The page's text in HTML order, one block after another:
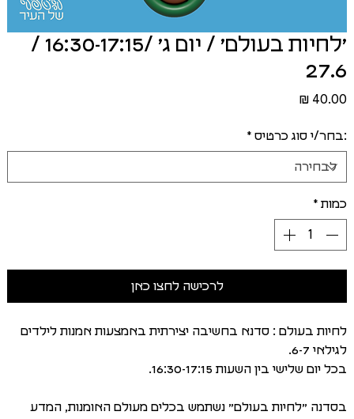
׳לחיות בעולם׳ / יום ג׳ /16:30-17:15 /
27.6
מחיר
:בחר/י סוג כרטיס *
כמות *
לרכישה לחצו כאן
לחיות בעולם : סדנא בחשיבה יצירתית באמצעות אמנות לילדים
לגילאי 6-7.
בכל יום שלישי בין השעות 16:30-17:15.
בסדנה ״לחיות בעולם״ נשתמש בכלים מעולם האומנות, המדע